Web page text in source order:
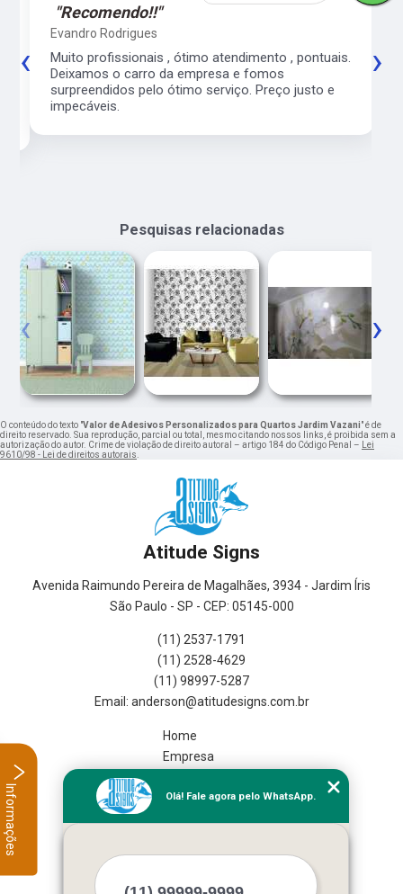
"Recomendo!!"
Evandro Rodrigues
Muito profissionais , ótimo atendimento , pontuais.
Deixamos o carro da empresa e fomos
surpreendidos pelo ótimo serviço. Preço justo e
impecáveis.
‹ ›
Pesquisas relacionadas
‹ ›
O conteúdo do texto "Valor de Adesivos Personalizados para Quartos Jardim Vazani" é de
direito reservado. Sua reprodução, parcial ou total, mesmo citando nossos links, é proibida sem a
autorização do autor. Crime de violação de direito autoral – artigo 184 do Código Penal –
Lei
9610/98 - Lei de direitos autorais
Atitude Signs
Avenida Raimundo Pereira de Magalhães, 3934 - Jardim Íris
São Paulo - SP - CEP: 05145-000
(11) 2537-1791
(11) 2528-4629
(11) 98997-5287
Home
Empresa
Serviços
Mais Serviços
Olá! Fale agora pelo WhatsApp.
Informações